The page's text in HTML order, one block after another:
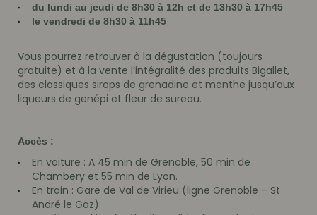
du lundi au jeudi de 8h30 à 12h et de 13h30 à 17h45
le vendredi de 8h30 à 11h45
Vous pourrez retrouver à la dégustation (toujours
gratuite) et à la vente l’intégralité des produits Bigallet,
des classiques sirops de grenadine et menthe jusqu’aux
liqueurs de genépi et fleur de sureau.
Accès :
En voiture : A 45 min de Grenoble, 50 min de
Chambery et 55 min de Lyon.
En train : Gare de Val de Virieu (ligne Grenoble – St
André le Gaz)